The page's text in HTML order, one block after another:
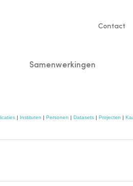
Service
Contact
Samenwerkingen
| Instituten | Personen | Datasets| Projecten |